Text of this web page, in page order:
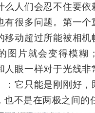
么人们会忍不住要依
有很多问题。第一个
移动超过所能被相机
图片就会变得模糊
人眼一样对于光线非
：它只能是刚刚好，
不是在两极之间的